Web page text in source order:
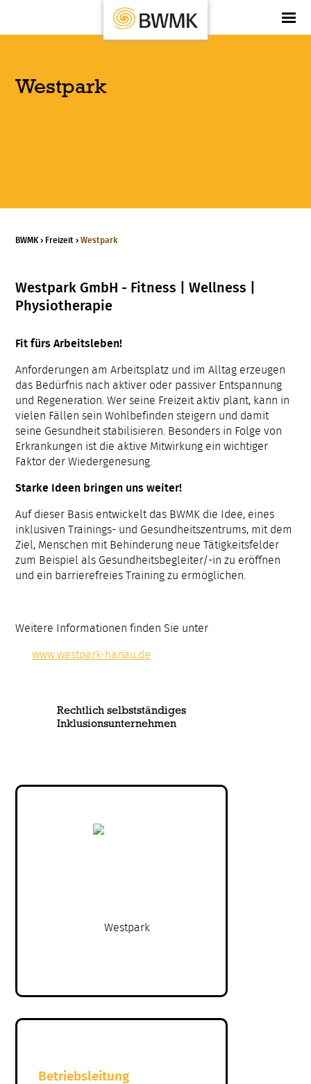
Westpark
BWMK › Freizeit ›Westpark
Westpark GmbH - Fitness | Wellness |
Physiotherapie
Fit fürs Arbeitsleben!
Anforderungen am Arbeitsplatz und im Alltag erzeugen
das Bedürfnis nach aktiver oder passiver Entspannung
und Regeneration. Wer seine Freizeit aktiv plant, kann in
vielen Fällen sein Wohlbefinden steigern und damit
seine Gesundheit stabilisieren. Besonders in Folge von
Erkrankungen ist die aktive Mitwirkung ein wichtiger
Faktor der Wiedergenesung.
Starke Ideen bringen uns weiter!
Auf dieser Basis entwickelt das BWMK die Idee, eines
inklusiven Trainings- und Gesundheitszentrums, mit dem
Ziel, Menschen mit Behinderung neue Tätigkeitsfelder
zum Beispiel als Gesundheitsbegleiter/-in zu eröffnen
und ein barrierefreies Training zu ermöglichen.
Weitere Informationen finden Sie unter
www.westpark-hanau.de
Rechtlich selbstständiges
Inklusionsunternehmen
Betriebsleitung